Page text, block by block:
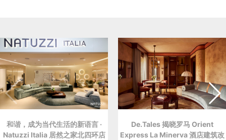
和谐，成为当代生活的新语言 ·
Natuzzi Italia 居然之家北四环店
De.Tales 揭晓罗马 Orient
Express La Minerva 酒店建筑改